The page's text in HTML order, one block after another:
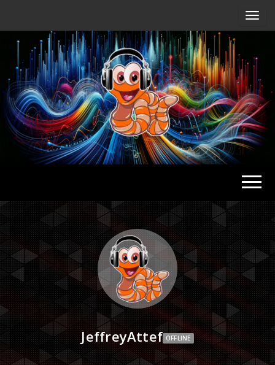
Radio
JeffreyAttef OFFLINE